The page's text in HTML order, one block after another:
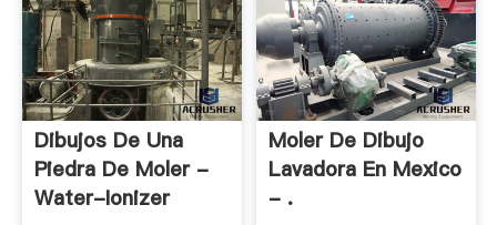
Dibujos De Una
Piedra De Moler -
Water-Ionizer
Moler De Dibujo
Lavadora En Mexico
- .